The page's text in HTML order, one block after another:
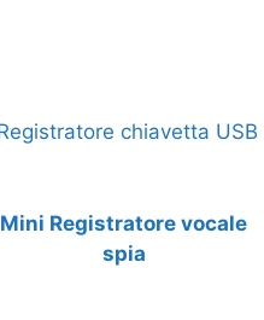
Mini Registratore vocale
spia